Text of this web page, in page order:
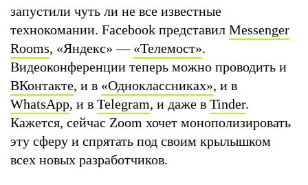
запустили чуть ли не все известные
технокомании. Facebook представил Messenger
Rooms, «Яндекс» — «Телемост».
Видеоконференции теперь можно проводить и
ВКонтакте, и в «Одноклассниках», и в
WhatsApp, и в Telegram, и даже в Tinder.
Кажется, сейчас Zoom хочет монополизировать
эту сферу и спрятать под своим крылышком
всех новых разработчиков.